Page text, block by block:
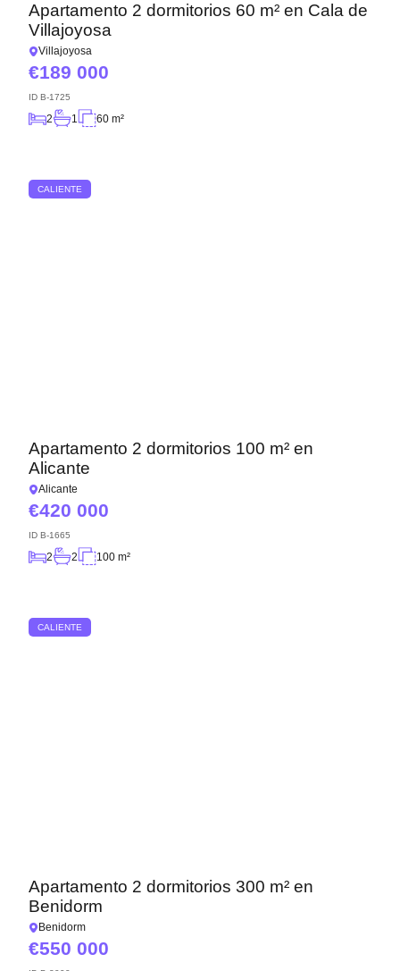
Apartamento 2 dormitorios 60 m² en Cala de
Villajoyosa
Villajoyosa
189 000
ID B-1725
2 1 60 m²
CALIENTE
Apartamento 2 dormitorios 100 m² en
Alicante
Alicante
420 000
ID B-1665
2 2 100 m²
CALIENTE
Apartamento 2 dormitorios 300 m² en
Benidorm
Benidorm
550 000
¡Gracias!
Deje sus datos de contacto y nos pondremos en